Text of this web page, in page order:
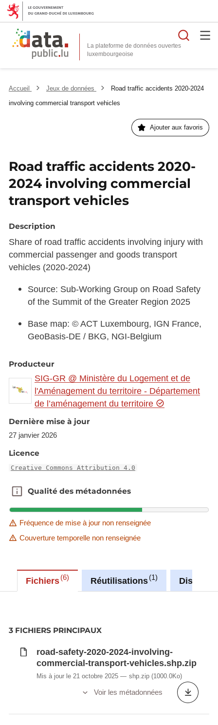
La plateforme de données ouvertes
Accueil Jeux de données
Road traffic accidents 2020-2024
involving commercial transport vehicles
Ajouter aux favoris
Road traffic accidents 2020-
2024 involving commercial
transport vehicles
Description
Share of road traffic accidents involving injury with
commercial passenger and goods transport
vehicles (2020-2024)
Source: Sub-Working Group on Road Safety
of the Summit of the Greater Region 2025
Base map: © ACT Luxembourg, IGN France,
GeoBasis-DE / BKG, NGI-Belgium
Producteur
SIG-GR @ Ministère du Logement et de
l'Aménagement du territoire - Département
de l’aménagement du territoire
Dernière mise à jour
27 janvier 2026
Licence
Creative Commons Attribution 4.0
Qualité des métadonnées
Qualité des métadonnées
Fréquence de mise à jour non renseignée
Couverture temporelle non renseignée
Fichiers 6 Réutilisations 1
3 FICHIERS PRINCIPAUX
road-safety-2020-2024-involving-
commercial-transport-vehicles.shp.zip
Mis à jour le 21 octobre 2025 shp.zip (1000.0Ko)
Voir les métadonnées